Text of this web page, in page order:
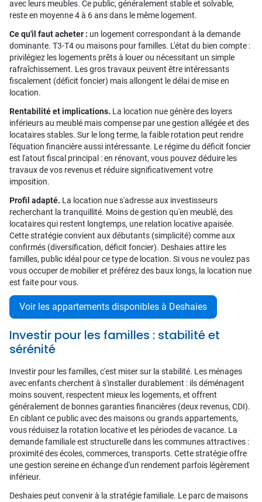
avec leurs meubles. Ce public, généralement stable et solvable,
reste en moyenne 4 à 6 ans dans le même logement.
Ce qu'il faut acheter : un logement correspondant à la demande
dominante. T3-T4 ou maisons pour familles. L'état du bien compte :
privilégiez les logements prêts à louer ou nécessitant un simple
rafraîchissement. Les gros travaux peuvent être intéressants
fiscalement (déficit foncier) mais allongent le délai de mise en
location.
Rentabilité et implications. La location nue génère des loyers
inférieurs au meublé mais compense par une gestion allégée et des
locataires stables. Sur le long terme, la faible rotation peut rendre
l'équation financière aussi intéressante. Le régime du déficit foncier
est l'atout fiscal principal : en rénovant, vous pouvez déduire les
travaux de vos revenus et réduire significativement votre
imposition.
Profil adapté. La location nue s'adresse aux investisseurs
recherchant la tranquillité. Moins de gestion qu'en meublé, des
locataires qui restent longtemps, une relation locative apaisée.
Cette stratégie convient aux débutants (simplicité) comme aux
confirmés (diversification, déficit foncier). Deshaies attire les
familles, public idéal pour ce type de location. Si vous ne voulez pas
vous occuper de mobilier et préférez des baux longs, la location nue
est faite pour vous.
Voir les appartements disponibles à Deshaies
Investir pour les familles : stabilité et
sérénité
Investir pour les familles, c'est miser sur la stabilité. Les ménages
avec enfants cherchent à s'installer durablement : ils déménagent
moins souvent, respectent mieux les logements, et offrent
généralement de bonnes garanties financières (deux revenus, CDI).
En ciblant ce public avec des maisons ou grands appartements,
vous réduisez la rotation locative et les périodes de vacance. La
demande familiale est structurelle dans les communes attractives :
proximité des écoles, commerces, transports. Cette stratégie offre
une gestion sereine en échange d'un rendement parfois légèrement
inférieur.
Deshaies peut convenir à la stratégie familiale. Le parc de maisons